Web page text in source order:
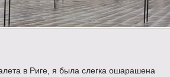
в Риге, я была слегка ошарашена